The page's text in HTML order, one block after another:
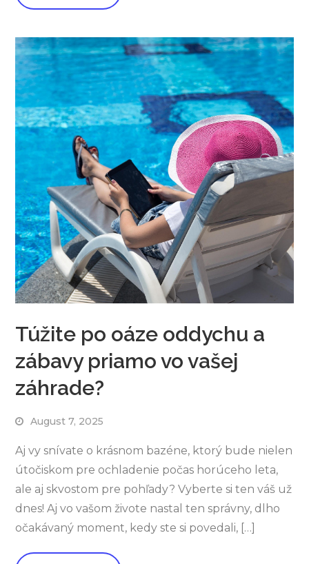
Túžite po oáze oddychu a
zábavy priamo vo vašej
záhrade?
August 7, 2025
Aj vy snívate o krásnom bazéne, ktorý bude nielen
útočiskom pre ochladenie počas horúceho leta,
ale aj skvostom pre pohľady? Vyberte si ten váš už
dnes! Aj vo vašom živote nastal ten správny, dlho
očakávaný moment, kedy ste si povedali, […]